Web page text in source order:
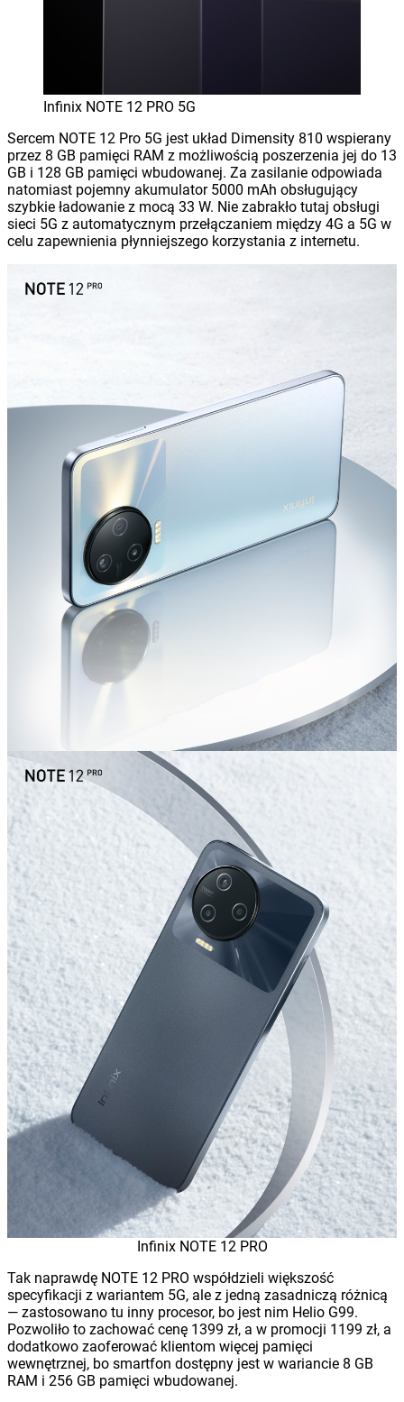
Infinix NOTE 12 PRO 5G
Sercem NOTE 12 Pro 5G jest układ Dimensity 810 wspierany
przez 8 GB pamięci RAM z możliwością poszerzenia jej do 13
GB i 128 GB pamięci wbudowanej. Za zasilanie odpowiada
natomiast pojemny akumulator 5000 mAh obsługujący
szybkie ładowanie z mocą 33 W. Nie zabrakło tutaj obsługi
sieci 5G z automatycznym przełączaniem między 4G a 5G w
celu zapewnienia płynniejszego korzystania z internetu.
Infinix NOTE 12 PRO
Tak naprawdę NOTE 12 PRO współdzieli większość
specyfikacji z wariantem 5G, ale z jedną zasadniczą różnicą
— zastosowano tu inny procesor, bo jest nim Helio G99.
Pozwoliło to zachować cenę 1399 zł, a w promocji 1199 zł, a
dodatkowo zaoferować klientom więcej pamięci
wewnętrznej, bo smartfon dostępny jest w wariancie 8 GB
RAM i 256 GB pamięci wbudowanej.